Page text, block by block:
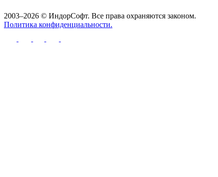
2003–2026 © ИндорСофт. Все права охраняются законом.
Политика конфиденциальности.